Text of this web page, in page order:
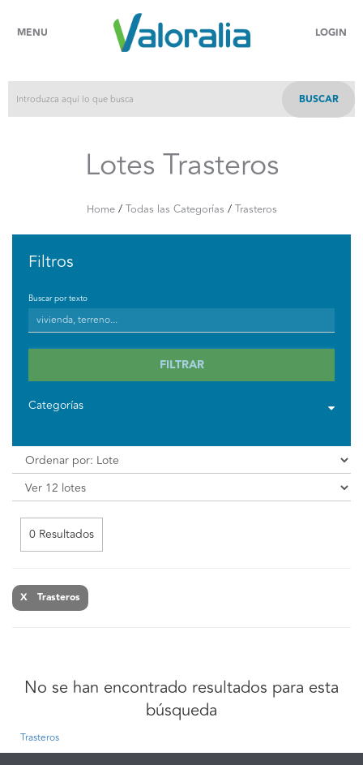
MENU LOGIN
BUSCAR
Lotes Trasteros
Home/ Todas las Categorías / Trasteros
Filtros
Buscar por texto
FILTRAR
Categorías
0 Resultados
X Trasteros
No se han encontrado resultados para esta
búsqueda
Trasteros